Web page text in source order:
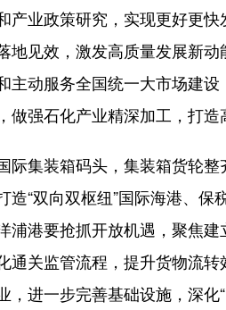
产业政策研究，实现更好更
地见效，激发高质量发展新
主动服务全国统一大市场建
做强石化产业精深加工，打造
集装箱码头，集装箱货轮整
造“双向双枢纽”国际海港、
浦港要抢抓开放机遇，聚焦
通关监管流程，提升货物流
，进一步完善基础设施，深化